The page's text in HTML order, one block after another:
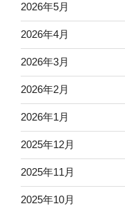
2026年5月
2026年4月
2026年3月
2026年2月
2026年1月
2025年12月
2025年11月
2025年10月